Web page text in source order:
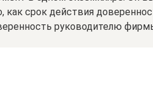
как срок действия
руководителю